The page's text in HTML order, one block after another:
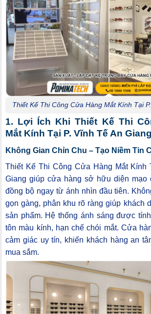
Thiết Kế Thi Công Cửa Hàng Mắt Kính Tại
1. Lợi Ích Khi Thiết Kế Thi
Mắt Kính Tại P. Vĩnh Tế An Giang
Không Gian Chỉn Chu – Tạo Niềm Tin
Thiết Kế Thi Công Cửa Hàng Mắt Kính
Giang giúp cửa hàng sở hữu diện mạo
đồng bộ ngay từ ánh nhìn đầu tiên.
gọn gàng, phân khu rõ ràng giúp khách
sản phẩm. Hệ thống ánh sáng được
tôn màu kính, hạn chế chói mắt. Cửa
cảm giác uy tín, khiến khách hàng an
mua sắm.